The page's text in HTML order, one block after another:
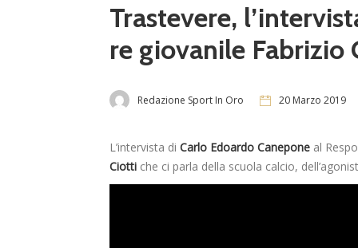
Trastevere,
re giovanile Fabrizio
Redazione Sport In Oro 20 Marzo 2019
L’intervista di Carlo Edoardo Canepone al
Ciotti che ci parla della scuola calcio,